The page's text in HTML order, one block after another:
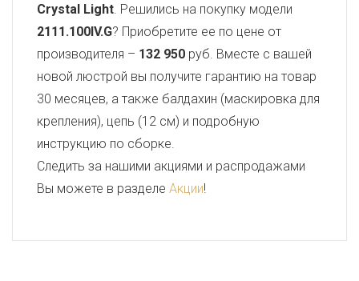
Crystal Light. Решились на покупку модели
2111.100IV.G? Приобретите ее по цене от
производителя – 132 950 руб. Вместе с вашей
новой люстрой вы получите гарантию на товар
30 месяцев, а также балдахин (маскировка для
крепления), цепь (12 см) и подробную
инструкцию по сборке.
Следить за нашими акциями и распродажами
Вы можете в разделе Акции!